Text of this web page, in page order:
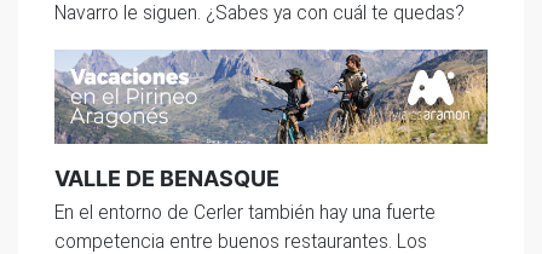
Navarro le siguen. ¿Sabes ya con cuál te quedas?
VALLE DE BENASQUE
En el entorno de Cerler también hay una fuerte
competencia entre buenos restaurantes. Los